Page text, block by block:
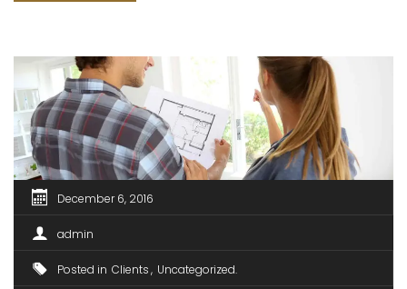
December 6, 2016
admin
Posted in Clients Uncategorized